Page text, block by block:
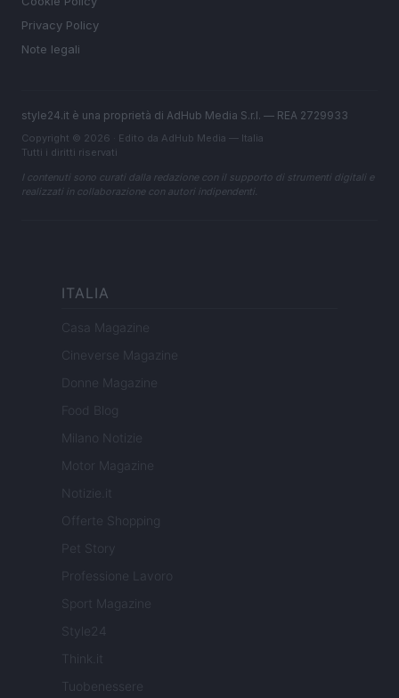
Privacy Policy
Note legali
style24.it è una proprietà di AdHub Media S.r.l. — REA 2729933
Copyright © 2026 · Edito da AdHub Media — Italia
Tutti i diritti riservati
I contenuti sono curati dalla redazione con il supporto di strumenti digitali e
realizzati in collaborazione con autori indipendenti.
ITALIA
Casa Magazine
Cineverse Magazine
Donne Magazine
Food Blog
Milano Notizie
Motor Magazine
Notizie.it
Offerte Shopping
Pet Story
Professione Lavoro
Sport Magazine
Style24
Think.it
Tuobenessere